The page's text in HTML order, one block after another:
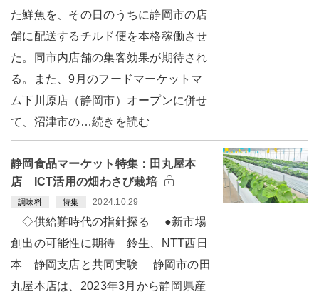
た鮮魚を、その日のうちに静岡市の店
舗に配送するチルド便を本格稼働させ
た。同市内店舗の集客効果が期待され
る。また、9月のフードマーケットマ
ム下川原店（静岡市）オープンに併せ
て、沼津市の…続きを読む
静岡食品マーケット特集：田丸屋本
店 ICT活用の畑わさび栽培
調味料 特集 2024.10.29
◇供給難時代の指針探る ●新市場
創出の可能性に期待 鈴生、NTT西日
本 静岡支店と共同実験 静岡市の田
丸屋本店は、2023年3月から静岡県産